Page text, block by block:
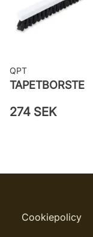
QPT
TAPETBORSTE
274 SEK
Cookiepolicy